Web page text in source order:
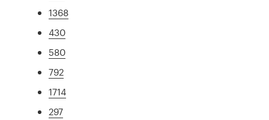
1368
430
580
792
1714
297